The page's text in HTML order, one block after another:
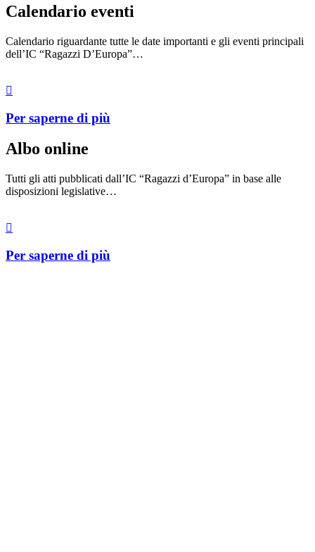
Calendario eventi
Calendario riguardante tutte le date importanti e gli eventi principali
dell’IC “Ragazzi D’Europa”…
Per saperne di più
Albo online
Tutti gli atti pubblicati dall’IC “Ragazzi d’Europa” in base alle
disposizioni legislative…
Per saperne di più